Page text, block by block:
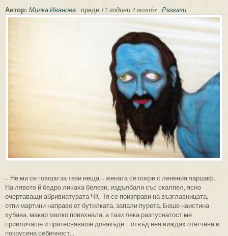
Автор: Милка Иванова преди 12 години 3 months Разкази
– Не ми се говори за тези неща – жената се покри с ленения чаршаф.
На лявото й бедро личаха белези, издълбали със скалпел, ясно
очертаващи абривиатурата ЧК. Тя се поизправи на възглавницата,
отпи мартини направо от бутилката, запали пурета. Беше наистина
хубава, макар малко повяхнала, а тази лека разпуснатост ме
привличаше и притесняваше донякъде – отвъд нея виждах отегчена и
покрусена себичност...